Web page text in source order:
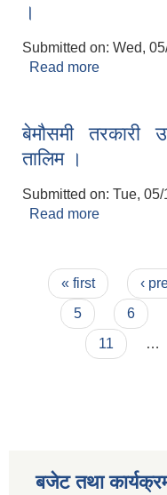
।
Submitted on: Wed,
Read more
बेमौसमी तरकारी
तालिम ।
Submitted on: Tue,
Read more
Pages
« first ‹
5
6
11
…
बजेट तथा